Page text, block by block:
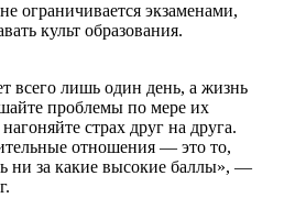
ограничивается экзаменами,
культ образования.
всего лишь один день, а жизнь
проблемы по мере их
страх друг на друга.
отношения — это то,
ни за какие высокие баллы», —